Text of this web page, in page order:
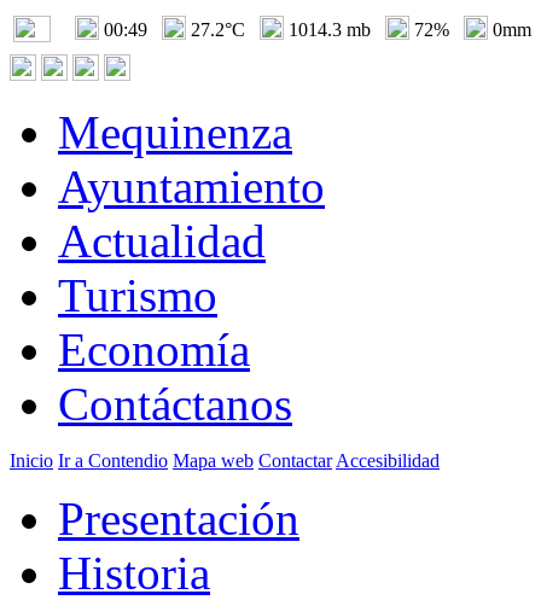
00:49 27.2°C 1014.3 mb 72% 0mm
Mequinenza
Ayuntamiento
Actualidad
Turismo
Economía
Contáctanos
Inicio Ir a Contendio Mapa web Contactar Accesibilidad
Presentación
Historia